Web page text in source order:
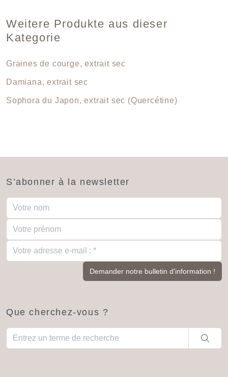
Weitere Produkte aus dieser
Kategorie
Graines de courge, extrait sec
Damiana, extrait sec
Sophora du Japon, extrait sec (Quercétine)
S’abonner à la newsletter
Que cherchez-vous ?
Quand les résultats de l'auto-complétion sont disponibles,